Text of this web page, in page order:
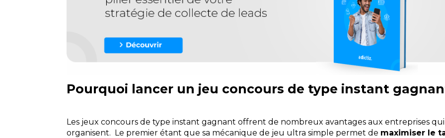
Pourquoi lancer un jeu concours de type instant
Les jeux concours de type instant gagnant offrent de nombreux avantages aux entreprises
organisent. Le premier étant que sa mécanique de jeu ultra simple permet de maximiser le